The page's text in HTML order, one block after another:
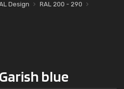
Design
RAL 200 - 290
blue